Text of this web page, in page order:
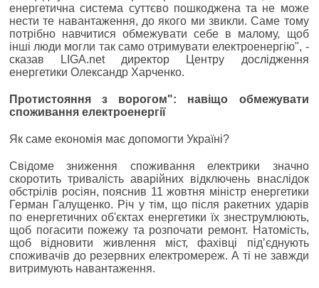
енергетична система суттєво пошкоджена та не може
нести те навантаження, до якого ми звикли. Саме тому
потрібно навчитися обмежувати себе в малому, щоб
інші люди могли так само отримувати електроенергію", -
сказав LIGA.net директор Центру дослідження
енергетики Олександр Харченко.
Протистояння з ворогом": навіщо обмежувати
споживання електроенергії
Як саме економія має допомогти Україні?
Свідоме зниження споживання електрики значно
скоротить тривалість аварійних відключень внаслідок
обстрілів росіян, пояснив 11 жовтня міністр енергетики
Герман Галущенко. Річ у тім, що після ракетних ударів
по енергетичних об'єктах енергетики їх знеструмлюють,
щоб погасити пожежу та розпочати ремонт. Натомість,
щоб відновити живлення міст, фахівці підʼєднують
споживачів до резервних електромереж. А ті не завжди
витримують навантаження.